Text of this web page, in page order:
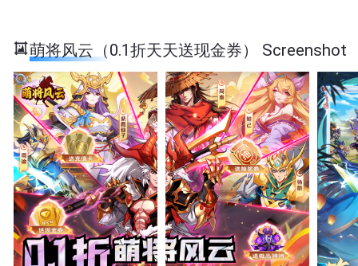
萌将风云（0.1折天天送现金券） Screenshot